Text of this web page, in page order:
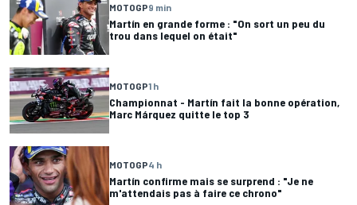
MOTOGP9 min
Martín en grande forme : "On sort un peu du
trou dans lequel on était"
MOTOGP1 h
Championnat - Martín fait la bonne opération,
Marc Márquez quitte le top 3
MOTOGP4 h
Martín confirme mais se surprend : "Je ne
m'attendais pas à faire ce chrono"